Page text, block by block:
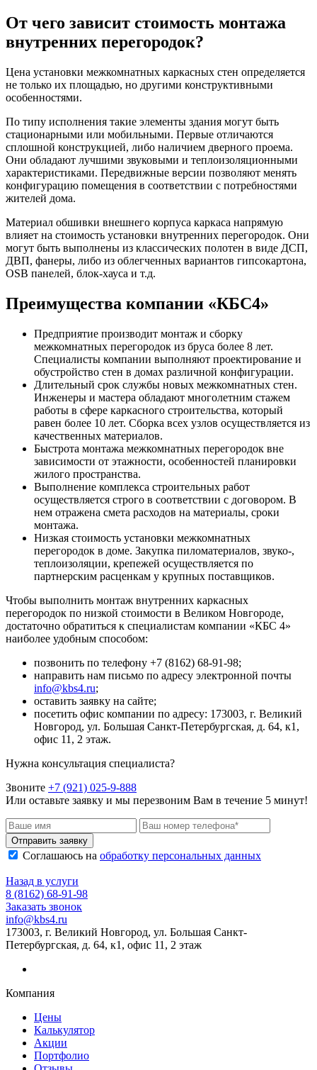
От чего зависит стоимость монтажа
внутренних перегородок?
Цена установки межкомнатных каркасных стен определяется
не только их площадью, но другими конструктивными
особенностями.
По типу исполнения такие элементы здания могут быть
стационарными или мобильными. Первые отличаются
сплошной конструкцией, либо наличием дверного проема.
Они обладают лучшими звуковыми и теплоизоляционными
характеристиками. Передвижные версии позволяют менять
конфигурацию помещения в соответствии с потребностями
жителей дома.
Материал обшивки внешнего корпуса каркаса напрямую
влияет на стоимость установки внутренних перегородок. Они
могут быть выполнены из классических полотен в виде ДСП,
ДВП, фанеры, либо из облегченных вариантов гипсокартона,
OSB панелей, блок-хауса и т.д.
Преимущества компании «КБС4»
Предприятие производит монтаж и сборку
межкомнатных перегородок из бруса более 8 лет.
Специалисты компании выполняют проектирование и
обустройство стен в домах различной конфигурации.
Длительный срок службы новых межкомнатных стен.
Инженеры и мастера обладают многолетним стажем
работы в сфере каркасного строительства, который
равен более 10 лет. Сборка всех узлов осуществляется из
качественных материалов.
Быстрота монтажа межкомнатных перегородок вне
зависимости от этажности, особенностей планировки
жилого пространства.
Выполнение комплекса строительных работ
осуществляется строго в соответствии с договором. В
нем отражена смета расходов на материалы, сроки
монтажа.
Низкая стоимость установки межкомнатных
перегородок в доме. Закупка пиломатериалов, звуко-,
теплоизоляции, крепежей осуществляется по
партнерским расценкам у крупных поставщиков.
Чтобы выполнить монтаж внутренних каркасных
перегородок по низкой стоимости в Великом Новгороде,
достаточно обратиться к специалистам компании «КБС 4»
наиболее удобным способом:
позвонить по телефону +7 (8162) 68-91-98;
направить нам письмо по адресу электронной почты
info@kbs4.ru;
оставить заявку на сайте;
посетить офис компании по адресу: 173003, г. Великий
Новгород, ул. Большая Санкт-Петербургская, д. 64, к1,
офис 11, 2 этаж.
Нужна консультация специалиста?
Звоните +7 (921) 025-9-888
Или оставьте заявку и мы перезвоним Вам в течение 5 минут!
Отправить заявку
Соглашаюсь на обработку персональных данных
Назад в услуги
8 (8162) 68-91-98
Заказать звонок
info@kbs4.ru
173003, г. Великий Новгород, ул. Большая Санкт-
Петербургская, д. 64, к1, офис 11, 2 этаж
Компания
Цены
Калькулятор
Акции
Портфолио